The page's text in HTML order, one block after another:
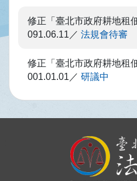
修正「臺北市政府耕地租
091.06.11
法規會待審
修正「臺北市政府耕地租
001.01.01
研議中